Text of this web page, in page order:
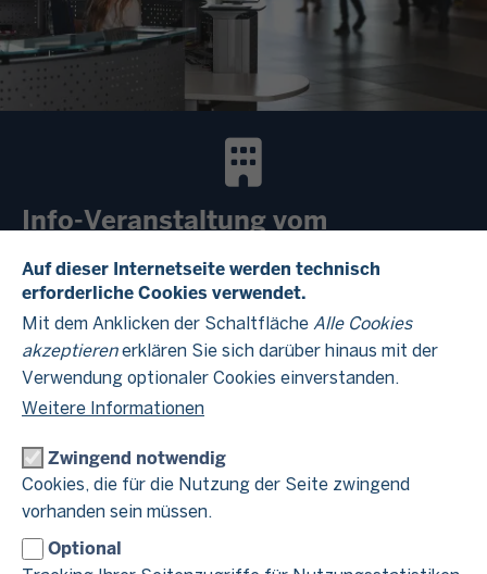
Auf dieser Internetseite werden technisch
erforderliche Cookies verwendet.
Mit dem Anklicken der Schaltfläche Alle Cookies
akzeptierenerklären Sie sich darüber hinaus mit der
Verwendung optionaler Cookies einverstanden.
Weitere Informationen
Zwingend notwendig
Cookies, die für die Nutzung der Seite zwingend
vorhanden sein müssen.
Optional
Info-Veranstaltung vom
Finanzamt Münster-Außenstadt
Infos über unsere zweijährige Ausbildung und unser
dreijähriges Duales Studium.
erhältst du hier.